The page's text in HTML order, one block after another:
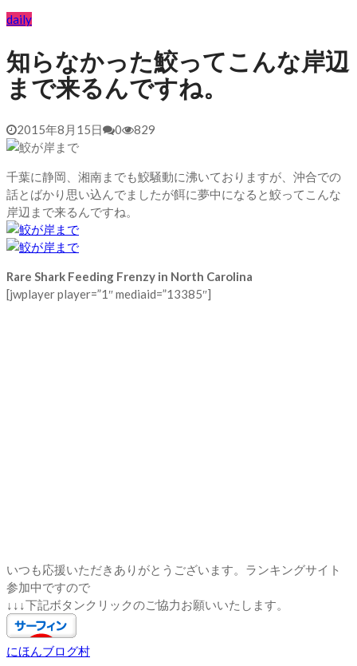
daily
知らなかった鮫ってこんな岸辺
まで来るんですね。
2015年8月15日 0 829
千葉に静岡、湘南までも鮫騒動に沸いておりますが、沖合での
話とばかり思い込んでましたが餌に夢中になると鮫ってこんな
岸辺まで来るんですね。
Rare Shark Feeding Frenzy in North Carolina
[jwplayer player=”1″ mediaid=”13385″]
いつも応援いただきありがとうございます。ランキングサイト
参加中ですので
↓↓↓下記ボタンクリックのご協力お願いいたします。
にほんブログ村